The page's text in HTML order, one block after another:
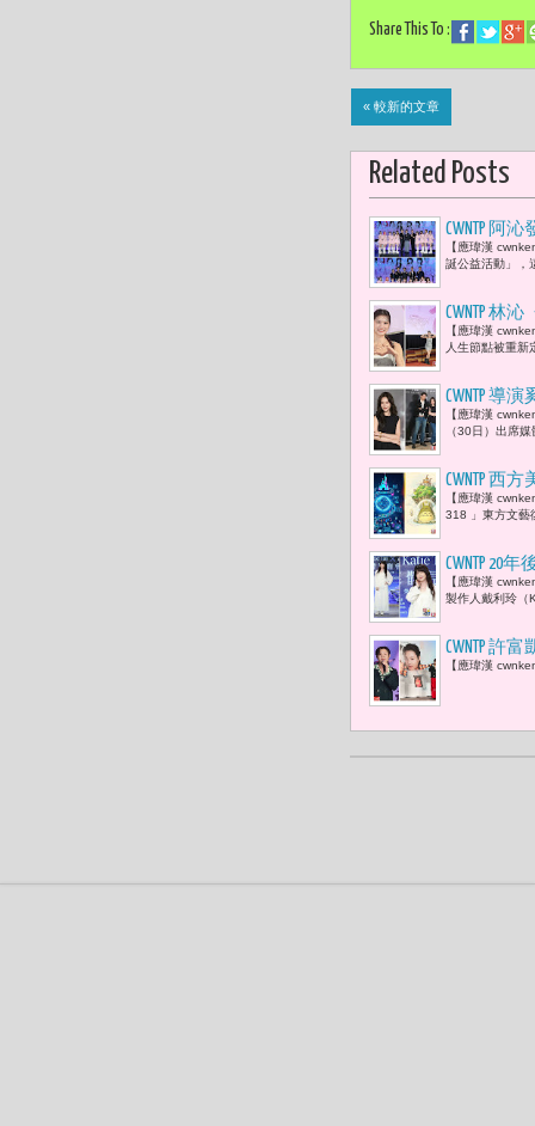
Share This To :
« 較新的文章
Related Posts
CWNTP 阿
量溫暖串
【應瑋漢
誕公益活動」，
CWNTP 林
【應瑋漢
人生節點被重
CWNTP 導
驚悚劇
【應瑋漢
（30日）出席
CWNTP 西
島策略
【應瑋漢
318 」東方文藝
CWNTP
的全新單曲
【應瑋漢
製作人戴利玲（
CWNTP 許
金曲歌王
【應瑋漢